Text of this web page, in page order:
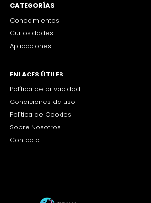
CATEGORÍAS
Conocimientos
Curiosidades
Aplicaciones
ENLACES ÚTILES
Política de privacidad
Condiciones de uso
Política de Cookies
Sobre Nosotros
Contacto